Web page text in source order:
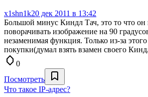
x1shn1k20 дек 2011 в 13:42
Большой минус Киндл Тач, это то что он
поворачивать изображение на 90
незаменимая функция. Только из-за этого
покупки(думал взять взамен своего
0
Посмотреть
Что такое IP-адрес?